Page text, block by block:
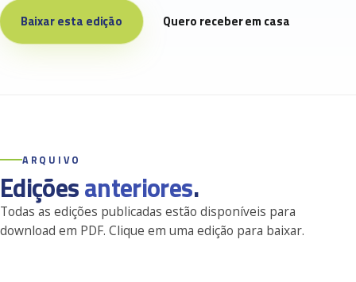
Baixar esta edição Quero receber em casa
ARQUIVO
Ediçõesanteriores.
Todas as edições publicadas estão disponíveis para
download em PDF. Clique em uma edição para baixar.